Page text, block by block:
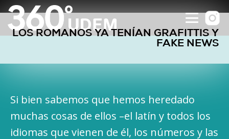
LOS ROMANOS YA TENÍAN GRAFITTIS Y
FAKE NEWS
Si bien sabemos que hemos heredado
muchas cosas de ellos –el latín y todos los
idiomas que vienen de él, los números y las